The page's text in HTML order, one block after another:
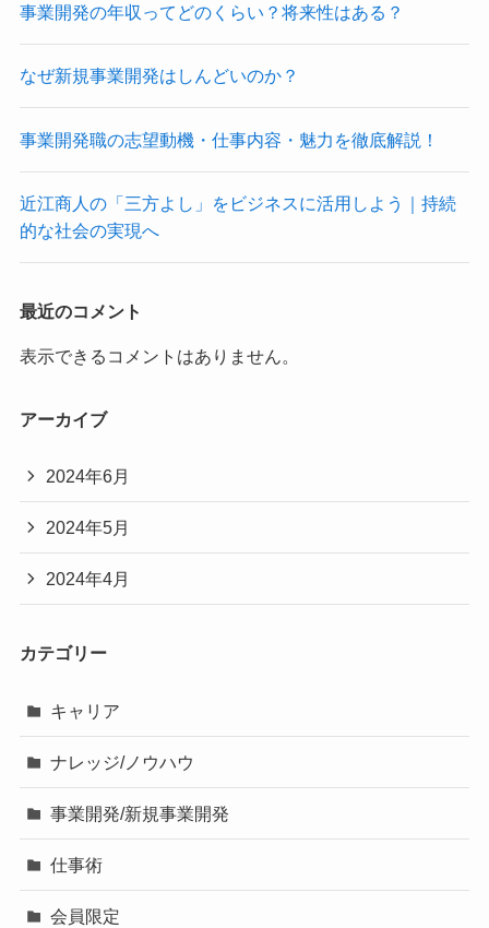
事業開発の年収ってどのくらい？将来性はある？
なぜ新規事業開発はしんどいのか？
事業開発職の志望動機・仕事内容・魅力を徹底解説！
近江商人の「三方よし」をビジネスに活用しよう｜持続
的な社会の実現へ
最近のコメント
表示できるコメントはありません。
アーカイブ
2024年6月
2024年5月
2024年4月
カテゴリー
キャリア
ナレッジ/ノウハウ
事業開発/新規事業開発
仕事術
会員限定